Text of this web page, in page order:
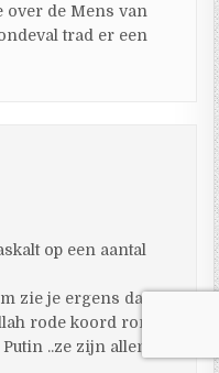
de Mens van
trad er een
op een aantal
zie je ergens dat de
rode koord rond
..ze zijn allemaal